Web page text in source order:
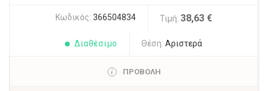
Κωδικός: 366504834 Τιμή: 38,63 €
Διαθέσιμο Θέση: Αριστερά
ΠΡΟΒΟΛΗ